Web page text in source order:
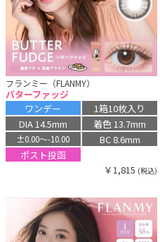
フランミー（FLANMY）
バターファッジ
ワンデー
1箱10枚入り
DIA 14.5mm
着色 13.7mm
±0.00〜-10.00
BC 8.6mm
ポスト投函
￥1,815 (税込)